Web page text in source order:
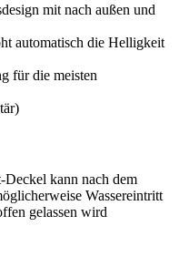
mit nach außen und
automatisch die Helligkeit
für die meisten
kann nach dem
Wassereintritt
gelassen wird